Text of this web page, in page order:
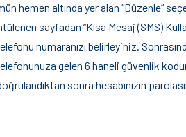
hemen altında yer alan “Düzenle”
sayfadan “Kısa Mesaj (SMS)
numaranızı belirleyiniz.
gelen 6 haneli güvenlik
sonra hesabınızın